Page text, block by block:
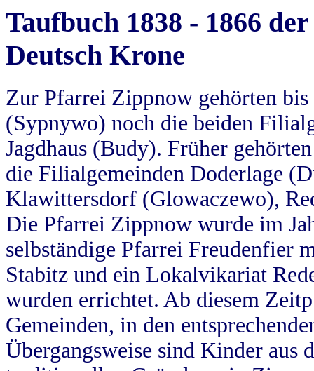
Taufbuch 1838 - 1866
Deutsch Krone
Zur Pfarrei Zippnow gehörten
(Sypnywo) noch die beiden
Jagdhaus (Budy). Früher
die Filialgemeinden Doderlage
Klawittersdorf (Glowaczewo),
Die Pfarrei Zippnow wurde im
selbständige Pfarrei Freudenfier
Stabitz und ein Lokalvikariat
wurden errichtet. Ab diesem
Gemeinden, in den
Übergangsweise sind Kinder aus